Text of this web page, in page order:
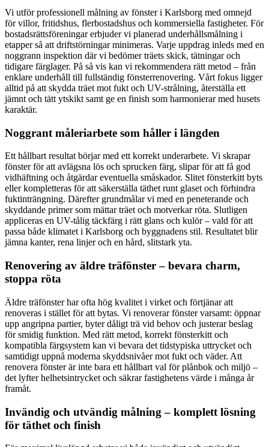
Vi utför professionell målning av fönster i Karlsborg med omnejd
för villor, fritidshus, flerbostadshus och kommersiella fastigheter. För
bostadsrättsföreningar erbjuder vi planerad underhållsmålning i
etapper så att driftstörningar minimeras. Varje uppdrag inleds med en
noggrann inspektion där vi bedömer träets skick, tätningar och
tidigare färglager. På så vis kan vi rekommendera rätt metod – från
enklare underhåll till fullständig fönsterrenovering. Vårt fokus ligger
alltid på att skydda träet mot fukt och UV-strålning, återställa ett
jämnt och tätt ytskikt samt ge en finish som harmonierar med husets
karaktär.
Noggrant måleriarbete som håller i längden
Ett hållbart resultat börjar med ett korrekt underarbete. Vi skrapar
fönster för att avlägsna lös och sprucken färg, slipar för att få god
vidhäftning och åtgärdar eventuella småskador. Slitet fönsterkitt byts
eller kompletteras för att säkerställa täthet runt glaset och förhindra
fuktinträngning. Därefter grundmålar vi med en peneterande och
skyddande primer som mättar träet och motverkar röta. Slutligen
appliceras en UV-tålig täckfärg i rätt glans och kulör – vald för att
passa både klimatet i Karlsborg och byggnadens stil. Resultatet blir
jämna kanter, rena linjer och en hård, slitstark yta.
Renovering av äldre träfönster – bevara charm,
stoppa röta
Äldre träfönster har ofta hög kvalitet i virket och förtjänar att
renoveras i stället för att bytas. Vi renoverar fönster varsamt: öppnar
upp angripna partier, byter dåligt trä vid behov och justerar beslag
för smidig funktion. Med rätt metod, korrekt fönsterkitt och
kompatibla färgsystem kan vi bevara det tidstypiska uttrycket och
samtidigt uppnå moderna skyddsnivåer mot fukt och väder. Att
renovera fönster är inte bara ett hållbart val för plånbok och miljö –
det lyfter helhetsintrycket och säkrar fastighetens värde i många år
framåt.
Invändig och utvändig målning – komplett lösning
för täthet och finish